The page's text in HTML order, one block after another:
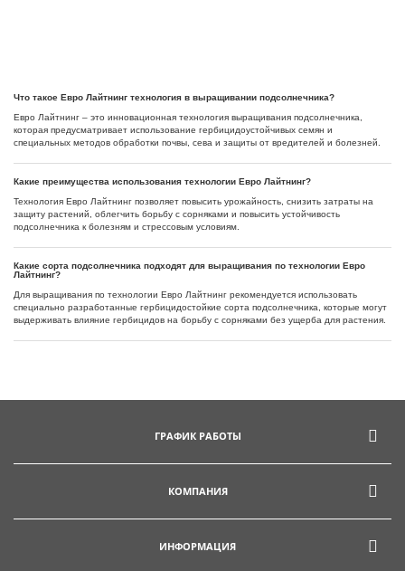
Что такое Евро Лайтнинг технология в выращивании подсолнечника?
Евро Лайтнинг – это инновационная технология выращивания подсолнечника,
которая предусматривает использование гербицидоустойчивых семян и
специальных методов обработки почвы, сева и защиты от вредителей и болезней.
Какие преимущества использования технологии Евро Лайтнинг?
Технология Евро Лайтнинг позволяет повысить урожайность, снизить затраты на
защиту растений, облегчить борьбу с сорняками и повысить устойчивость
подсолнечника к болезням и стрессовым условиям.
Какие сорта подсолнечника подходят для выращивания по технологии Евро
Лайтнинг?
Для выращивания по технологии Евро Лайтнинг рекомендуется использовать
специально разработанные гербицидостойкие сорта подсолнечника, которые могут
выдерживать влияние гербицидов на борьбу с сорняками без ущерба для растения.
ГРАФИК РАБОТЫ
КОМПАНИЯ
ИНФОРМАЦИЯ